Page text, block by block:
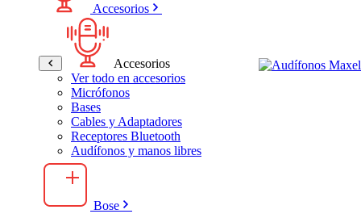
Accesorios
Accesorios
Ver todo en accesorios
Micrófonos
Bases
Cables y Adaptadores
Receptores Bluetooth
Audífonos y manos libres
Bose